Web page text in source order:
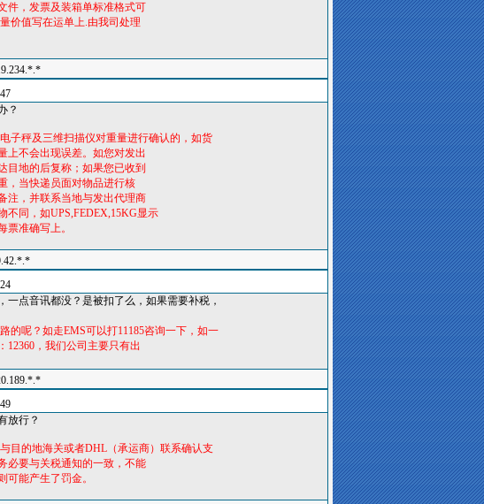
件，发票及装箱单标准格式可
价值写在运单上.由我司处理
？
子秤及三维扫描仪对重量进行确认的，如货
上不会出现误差。如您对发出
目地的后复称；如果您已收到
，当快递员面对物品进行核
注，并联系当地与发出代理商
不同，如UPS,FEDEX,15KG显示
票准确写上。
一点音讯都没？是被扣了么，如果需要补税，
的呢？如走EMS可以打11185咨询一下，如一
12360，我们公司主要只有出
放行？
目的地海关或者DHL（承运商）联系确认支
必要与关税通知的一致，不能
可能产生了罚金。